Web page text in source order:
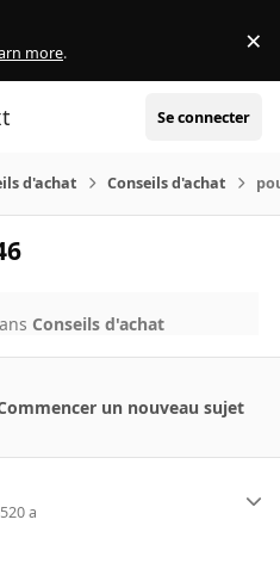
more. ×
Se connecter
d'achat Conseils d'achat
Conseils d'achat
un nouveau sujet
20 a